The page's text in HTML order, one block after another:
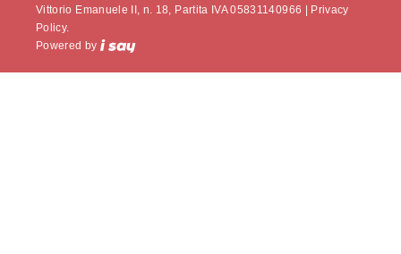
Vittorio Emanuele II, n. 18, Partita IVA 05831140966 |
Privacy
Policy.
Powered by